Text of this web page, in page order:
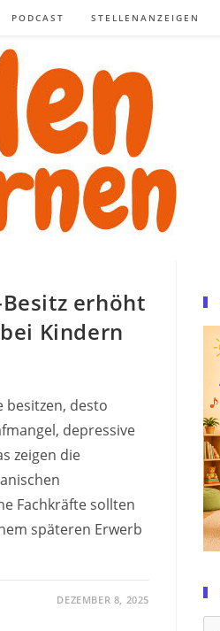
PODCAST STELLENANZEIGEN
erhöht
Kindern
besitzen, desto
depressive
zeigen die
Fachkräfte sollten
späteren Erwerb
DEZEMBER 8, 2025